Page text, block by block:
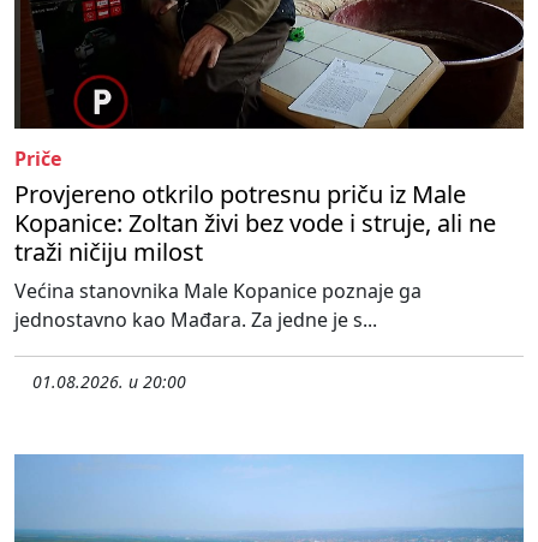
Priče
Provjereno otkrilo potresnu priču iz Male
Kopanice: Zoltan živi bez vode i struje, ali ne
traži ničiju milost
Većina stanovnika Male Kopanice poznaje ga
jednostavno kao Mađara. Za jedne je s...
01.08.2026. u 20:00